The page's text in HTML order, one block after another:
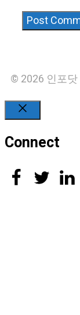
© 2026 인포닷
Connect